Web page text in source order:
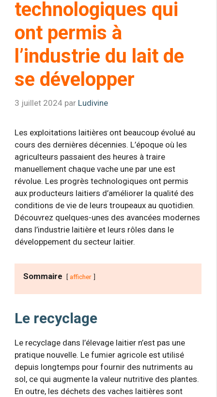
technologiques qui
ont permis à
l’industrie du lait de
se développer
3 juillet 2024 par Ludivine
Les exploitations laitières ont beaucoup évolué au
cours des dernières décennies. L’époque où les
agriculteurs passaient des heures à traire
manuellement chaque vache une par une est
révolue. Les progrès technologiques ont permis
aux producteurs laitiers d’améliorer la qualité des
conditions de vie de leurs troupeaux au quotidien.
Découvrez quelques-unes des avancées modernes
dans l’industrie laitière et leurs rôles dans le
développement du secteur laitier.
Sommaire afficher
Le recyclage
Le recyclage dans l’élevage laitier n’est pas une
pratique nouvelle. Le fumier agricole est utilisé
depuis longtemps pour fournir des nutriments au
sol, ce qui augmente la valeur nutritive des plantes.
En outre, les déchets des vaches laitières sont